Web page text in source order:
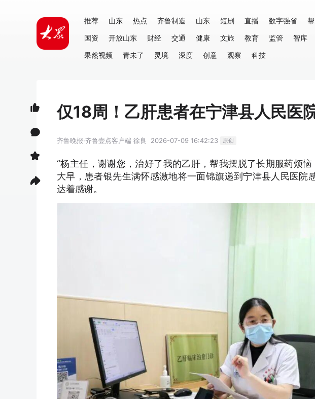
推荐 山东 热点 齐鲁制造 山东 短剧 直播 数字强省
国资
开放山东 财经 交通 健康 文旅 教育 监管 智库
果然视频
青未了 灵境 深度 创意 观察 科技
仅18周！乙肝患者在宁津县人民医
齐鲁晚报·齐鲁壹点客户端 徐良 2026-07-09 16:42:23 原创
“杨主任，谢谢您，治好了我的乙肝，帮我摆脱了长期服药烦
大早，患者银先生满怀感激地将一面锦旗递到宁津县人民医院
达着感谢。